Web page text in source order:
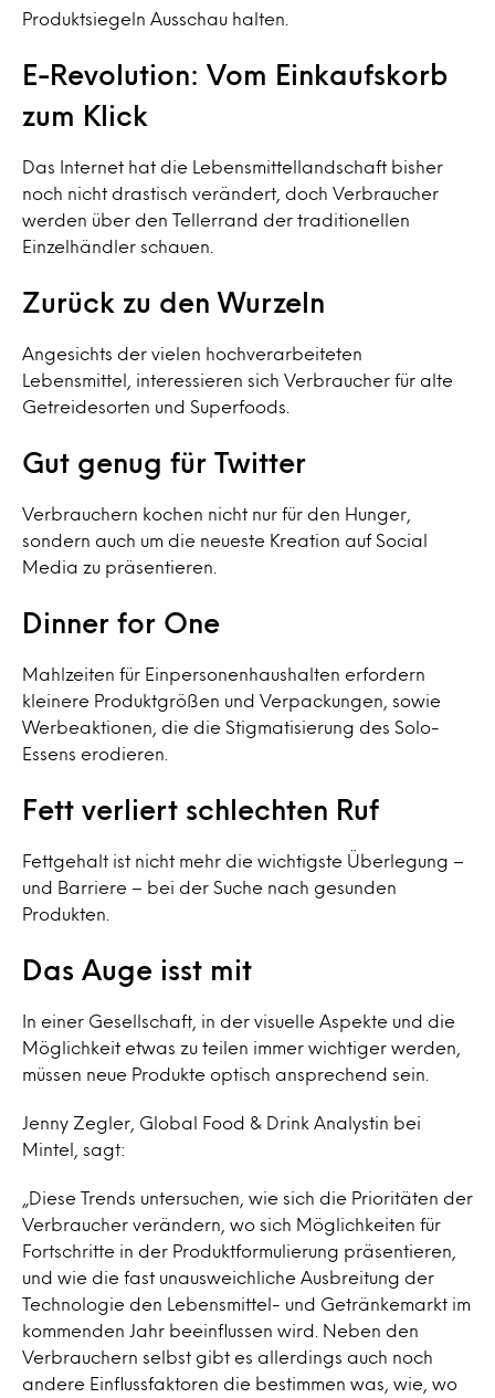
Produktsiegeln Ausschau halten.
E-Revolution: Vom Einkaufskorb
zum Klick
Das Internet hat die Lebensmittellandschaft bisher
noch nicht drastisch verändert, doch Verbraucher
werden über den Tellerrand der traditionellen
Einzelhändler schauen.
Zurück zu den Wurzeln
Angesichts der vielen hochverarbeiteten
Lebensmittel, interessieren sich Verbraucher für alte
Getreidesorten und Superfoods.
Gut genug für Twitter
Verbrauchern kochen nicht nur für den Hunger,
sondern auch um die neueste Kreation auf Social
Media zu präsentieren.
Dinner for One
Mahlzeiten für Einpersonenhaushalten erfordern
kleinere Produktgrößen und Verpackungen, sowie
Werbeaktionen, die die Stigmatisierung des Solo-
Essens erodieren.
Fett verliert schlechten Ruf
Fettgehalt ist nicht mehr die wichtigste Überlegung –
und Barriere – bei der Suche nach gesunden
Produkten.
Das Auge isst mit
In einer Gesellschaft, in der visuelle Aspekte und die
Möglichkeit etwas zu teilen immer wichtiger werden,
müssen neue Produkte optisch ansprechend sein.
Jenny Zegler, Global Food & Drink Analystin bei
Mintel, sagt:
„Diese Trends untersuchen, wie sich die Prioritäten der
Verbraucher verändern, wo sich Möglichkeiten für
Fortschritte in der Produktformulierung präsentieren,
und wie die fast unausweichliche Ausbreitung der
Technologie den Lebensmittel- und Getränkemarkt im
kommenden Jahr beeinflussen wird. Neben den
Verbrauchern selbst gibt es allerdings auch noch
andere Einflussfaktoren die bestimmen was, wie, wo